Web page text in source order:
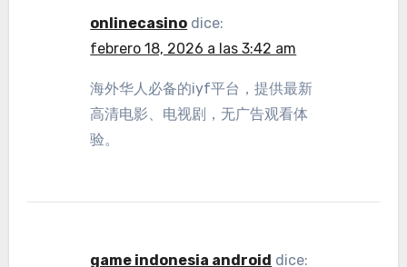
onlinecasino dice:
febrero 18, 2026 a las 3:42 am
海外华人必备的iyf平台，提供最新
高清电影、电视剧，无广告观看体
验。
game indonesia android dice: